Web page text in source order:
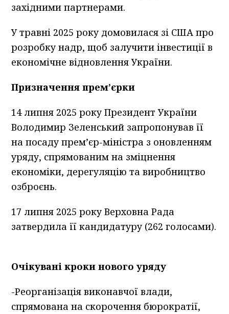
західними партнерами.
У травні 2025 року домовилася зі США про
розробку надр, щоб залучити інвестиції в
економічне відновлення України.
Призначення прем’єрки
14 липня 2025 року Президент України
Володимир Зеленський запропонував її
на посаду прем’єр-міністра з оновленням
уряду, спрямованим на зміцнення
економіки, дерегуляцію та виробництво
озброєнь.
17 липня 2025 року Верховна Рада
затвердила її кандидатуру (262 голосами).
Очікувані кроки нового уряду
-Реорганізація виконавчої влади,
спрямована на скорочення бюрократії,